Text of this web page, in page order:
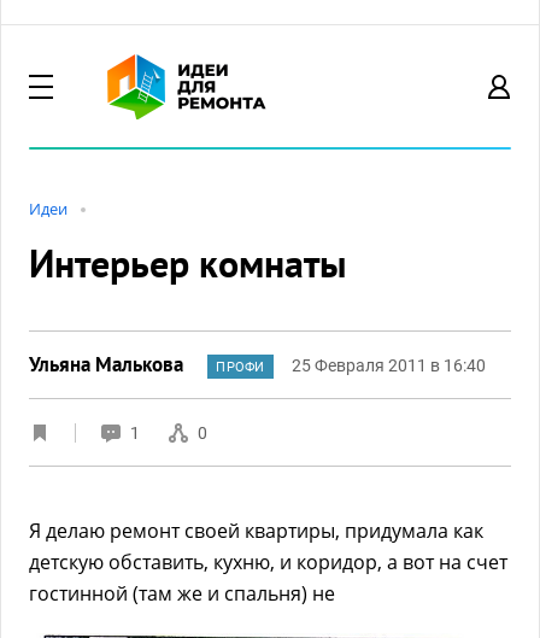
Идеи
Интерьер комнаты
Ульяна Малькова ПРОФИ 25 Февраля 2011 в 16:40
1 0
Я делаю ремонт своей квартиры, придумала как
детскую обставить, кухню, и коридор, а вот на счет
гостинной (там же и спальня) не